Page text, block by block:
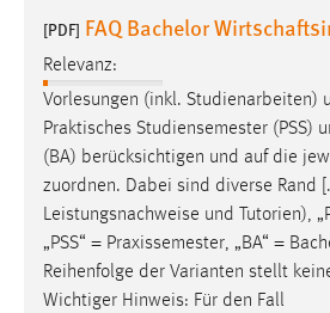
[PDF] FAQ Bachelor
Relevanz:
Vorlesungen (inkl. Studienarbeiten)
Praktisches Studiensemester (PSS)
(BA) berücksichtigen und auf die
zuordnen. Dabei sind diverse Rand
Leistungsnachweise und Tutorien),
„PSS“ = Praxissemester, „BA“ =
Reihenfolge der Varianten stellt
Wichtiger Hinweis: Für den Fall